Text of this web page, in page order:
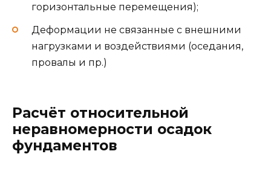
горизонтальные перемещения);
Деформации не связанные с внешними
нагрузками и воздействиями (оседания,
провалы и пр.)
Расчёт относительной
неравномерности осадок
фундаментов